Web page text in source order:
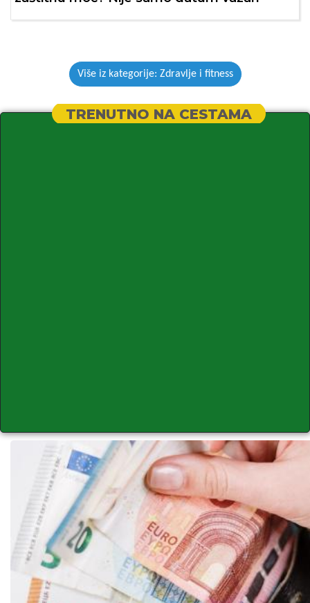
Više iz kategorije: Zdravlje i fitness
TRENUTNO NA CESTAMA